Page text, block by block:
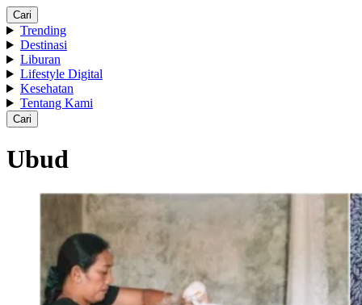
Cari
Trending
Destinasi
Liburan
Lifestyle Digital
Kesehatan
Tentang Kami
Cari
Ubud